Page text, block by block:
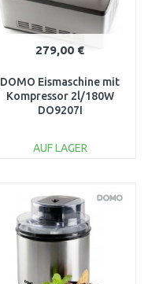
279,00 €
DOMO Eismaschine mit
Kompressor 2l/180W
DO9207I
AUF LAGER
Vergleichen